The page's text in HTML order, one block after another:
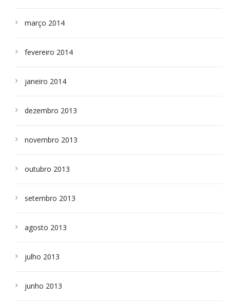
março 2014
fevereiro 2014
janeiro 2014
dezembro 2013
novembro 2013
outubro 2013
setembro 2013
agosto 2013
julho 2013
junho 2013